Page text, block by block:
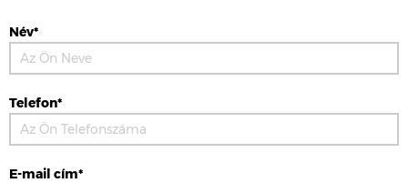
Név*
Telefon*
E-mail cím*